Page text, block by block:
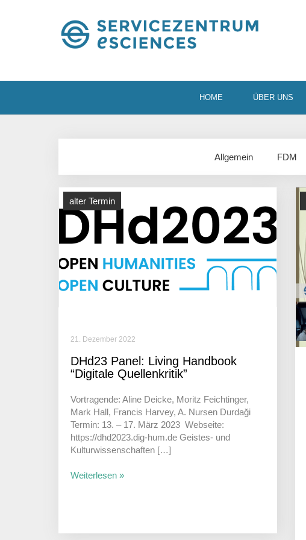
HOME ÜBER UNS
Allgemein FDM
alter Termin
21. Dezember 2022
DHd23 Panel: Living Hand­book
“Digi­tale Quellenkritik”
Vortra­gende: Aline Deicke, Moritz Feicht­inger,
Mark Hall, Francis Harvey, A. Nursen Durdaği
Termin: 13. – 17. März 2023 Webseite:
https://dhd2023.dig-hum.de Geistes- und
Kulturwissenschaften […]
Weiterlesen »